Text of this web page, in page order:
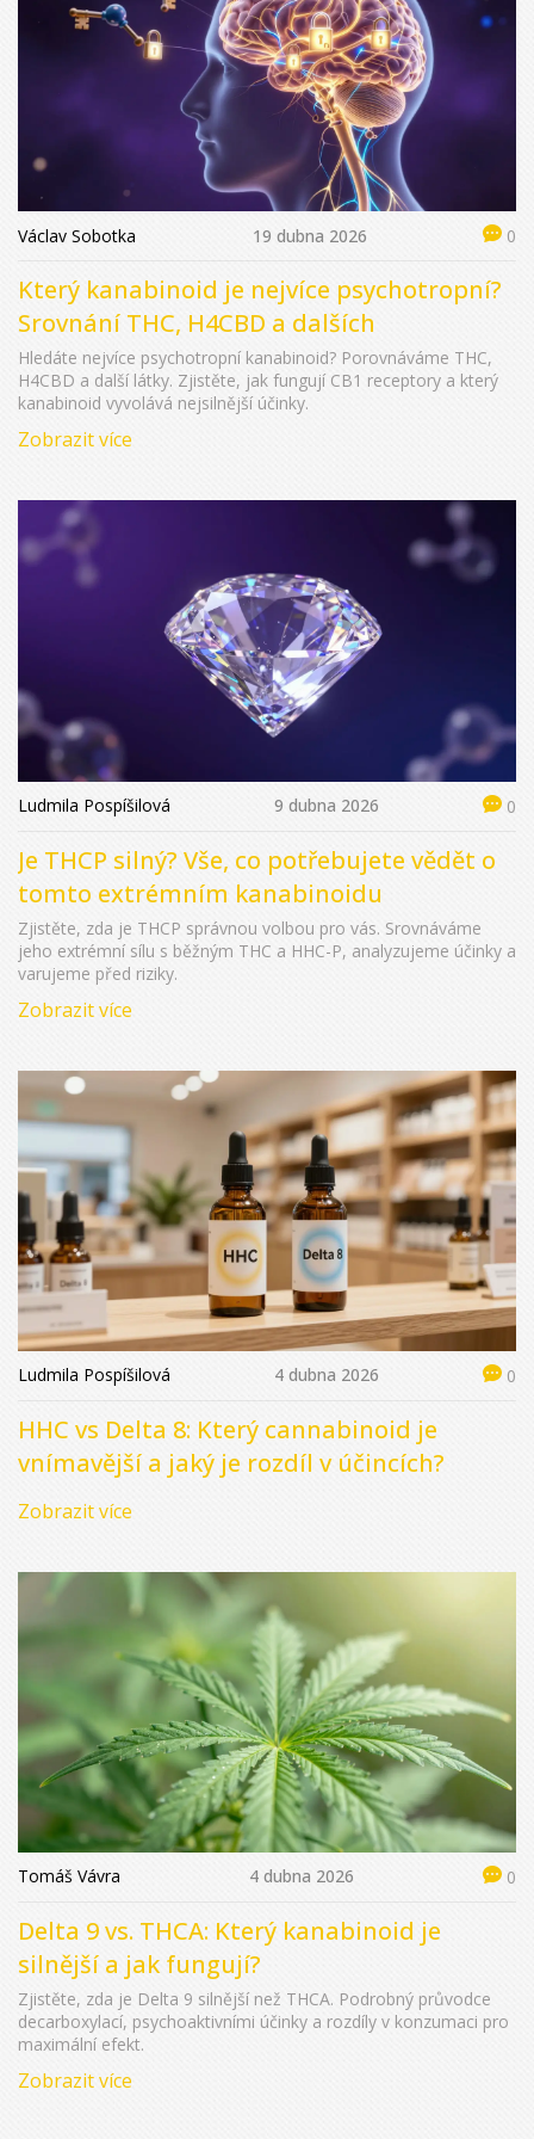
Václav Sobotka 19 dubna 2026 0
Který kanabinoid je nejvíce psychotropní?
Srovnání THC, H4CBD a dalších
Hledáte nejvíce psychotropní kanabinoid? Porovnáváme THC,
H4CBD a další látky. Zjistěte, jak fungují CB1 receptory a který
kanabinoid vyvolává nejsilnější účinky.
Zobrazit více
Ludmila Pospíšilová 9 dubna 2026 0
Je THCP silný? Vše, co potřebujete vědět o
tomto extrémním kanabinoidu
Zjistěte, zda je THCP správnou volbou pro vás. Srovnáváme
jeho extrémní sílu s běžným THC a HHC-P, analyzujeme účinky a
varujeme před riziky.
Zobrazit více
Ludmila Pospíšilová 4 dubna 2026 0
HHC vs Delta 8: Který cannabinoid je
vnímavější a jaký je rozdíl v účincích?
Zobrazit více
Tomáš Vávra 4 dubna 2026 0
Delta 9 vs. THCA: Který kanabinoid je
silnější a jak fungují?
Zjistěte, zda je Delta 9 silnější než THCA. Podrobný průvodce
decarboxylací, psychoaktivními účinky a rozdíly v konzumaci pro
maximální efekt.
Zobrazit více